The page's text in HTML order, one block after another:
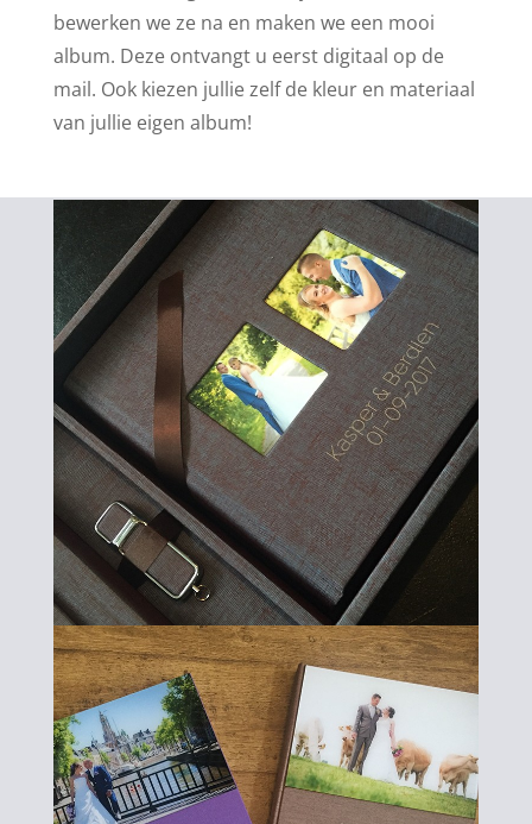
bewerken we ze na en maken we een mooi
album. Deze ontvangt u eerst digitaal op de
mail. Ook kiezen jullie zelf de kleur en materiaal
van jullie eigen album!